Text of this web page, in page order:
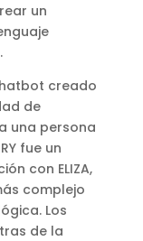
un
creado
de
una persona
fue un
con ELIZA,
complejo
Los
de la